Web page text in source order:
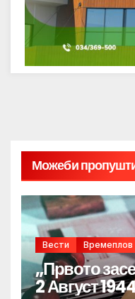
Можеби
Вести Времеплов
„Првото
2 Август